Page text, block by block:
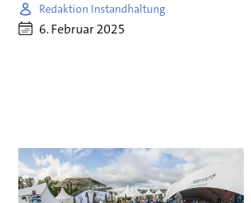
Redaktion Instandhaltung
6. Februar 2025